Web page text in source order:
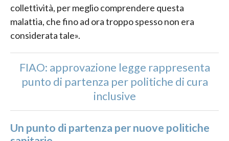
collettività, per meglio comprendere questa
malattia, che fino ad ora troppo spesso non era
considerata tale».
FIAO: approvazione legge rappresenta
punto di partenza per politiche di cura
inclusive
Un punto di partenza per nuove politiche